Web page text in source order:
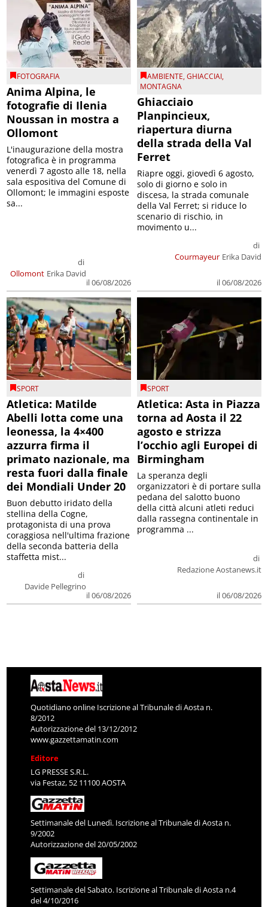
FOTOGRAFIA
Anima Alpina, le
fotografie di Ilenia
Noussan in mostra a
Ollomont
Ollomont
di
Erika David
il 06/08/2026
L'inaugurazione della mostra
fotografica è in programma
venerdì 7 agosto alle 18, nella
sala espositiva del Comune di
Ollomont; le immagini esposte
sa...
AMBIENTE,GHIACCIAI,
MONTAGNA
Ghiacciaio
Planpincieux,
riapertura diurna
della strada della Val
Ferret
Courmayeur
di
Erika David
il 06/08/2026
Riapre oggi, giovedì 6 agosto,
solo di giorno e solo in
discesa, la strada comunale
della Val Ferret; si riduce lo
scenario di rischio, in
movimento u...
SPORT
Atletica: Matilde
Abelli lotta come una
leonessa, la 4×400
azzurra firma il
primato nazionale, ma
resta fuori dalla finale
dei Mondiali Under 20
di
Davide Pellegrino
il 06/08/2026
Buon debutto iridato della
stellina della Cogne,
protagonista di una prova
coraggiosa nell'ultima frazione
della seconda batteria della
staffetta mist...
SPORT
Atletica: Asta in Piazza
torna ad Aosta il 22
agosto e strizza
l’occhio agli Europei di
Birmingham
di
Redazione Aostanews.it
il 06/08/2026
La speranza degli
organizzatori è di portare sulla
pedana del salotto buono
della città alcuni atleti reduci
dalla rassegna continentale in
programma ...
Quotidiano online Iscrizione al Tribunale di Aosta n.
8/2012
Autorizzazione del 13/12/2012
www.gazzettamatin.com
Editore
LG PRESSE S.R.L.
via Festaz, 52 11100 AOSTA
Settimanale del Lunedì. Iscrizione al Tribunale di Aosta n.
9/2002
Autorizzazione del 20/05/2002
Settimanale del Sabato. Iscrizione al Tribunale di Aosta n.4
del 4/10/2016